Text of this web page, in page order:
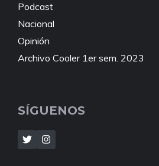
Podcast
Nacional
Opinión
Archivo Cooler 1er sem. 2023
SÍGUENOS